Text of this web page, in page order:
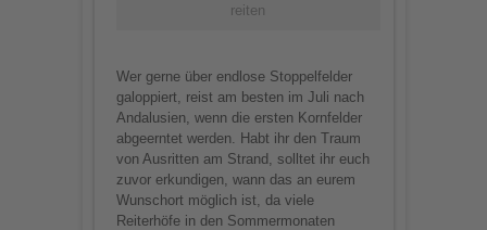
reiten
Wer gerne über endlose Stoppelfelder
galoppiert, reist am besten im Juli nach
Andalusien, wenn die ersten Kornfelder
abgeerntet werden. Habt ihr den Traum
von Ausritten am Strand, solltet ihr euch
zuvor erkundigen, wann das an eurem
Wunschort möglich ist, da viele
Reiterhöfe in den Sommermonaten